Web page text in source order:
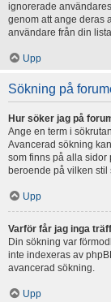
ignorerade
genom att ange deras
användare från din
Upp
Sökning på
Hur söker jag på
Ange en term i
Avancerad sökning
som finns på alla sidor
beroende på vilken stil
Upp
Varför får jag inga
Din sökning var
inte indexeras av
avancerad sökning.
Upp